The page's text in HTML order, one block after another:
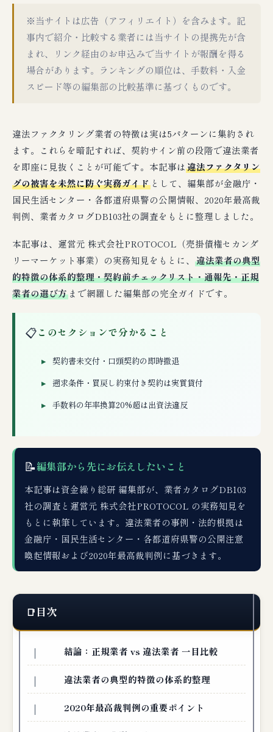
※当サイトは広告（アフィリエイト）を含みます。記
事内で紹介・比較する業者には当サイトの提携先が含
まれ、リンク経由のお申込みで当サイトが報酬を得る
場合があります。ランキングの順位は、手数料・入金
スピード等の編集部の比較基準に基づくものです。
違法ファクタリング業者の特徴は実は5パターンに集約され
ます。これらを暗記すれば、契約サイン前の段階で違法業者
を即座に見抜くことが可能です。本記事は違法ファクタリン
グの被害を未然に防ぐ実務ガイド として、編集部が金融庁・
国民生活センター・各都道府県警の公開情報、2020年最高裁
判例、業者カタログDB103社の調査をもとに整理しました。
本記事は、運営元 株式会社PROTOCOL（売掛債権セカンダ
リーマーケット事業）の実務知見をもとに、
違法業者の典型
的特徴の体系的整理・契約前チェックリスト・通報先・正規
業者の選び方 まで網羅した編集部の完全ガイドです。
📋このセクションで分かること
契約書未交付・口頭契約の即時撤退
遡求条件・買戻し約束付き契約は実質貸付
手数料の年率換算20%超は出資法違反
📝編集部から先にお伝えしたいこと
本記事は資金繰り総研 編集部が、業者カタログDB103
社の調査と運営元 株式会社PROTOCOL の実務知見を
もとに執筆しています。違法業者の事例・法的根拠は
金融庁・国民生活センター・各都道府県警の公開注意
喚起情報および2020年最高裁判例に基づきます。
目次
結論：正規業者 vs 違法業者 一目比較
違法業者の典型的特徴の体系的整理
2020年最高裁判例の重要ポイント